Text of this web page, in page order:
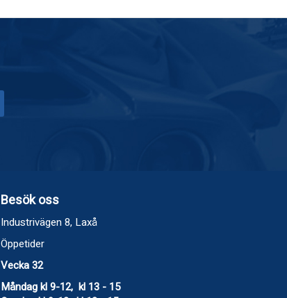
Besök oss
Industrivägen 8, Laxå
Öppetider
Vecka 32
Måndag kl 9-12, kl 13 - 15